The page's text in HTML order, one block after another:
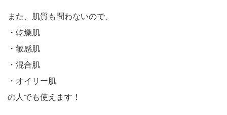
また、肌質も問わないので、
・乾燥肌
・敏感肌
・混合肌
・オイリー肌
の人でも使えます！